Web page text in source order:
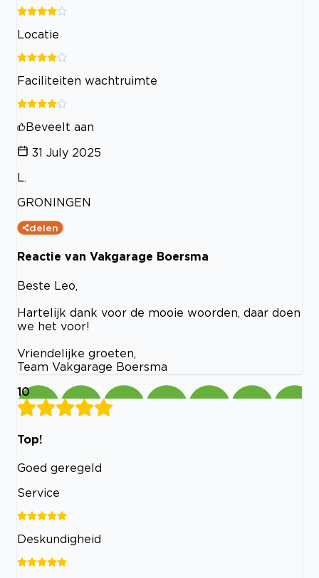
Locatie
Faciliteiten wachtruimte
Beveelt aan
31 July 2025
L.
GRONINGEN
delen
Reactie van Vakgarage Boersma
Beste Leo,
Hartelijk dank voor de mooie woorden, daar doen
we het voor!
Vriendelijke groeten,
Team Vakgarage Boersma
10
Top!
Goed geregeld
Service
Deskundigheid